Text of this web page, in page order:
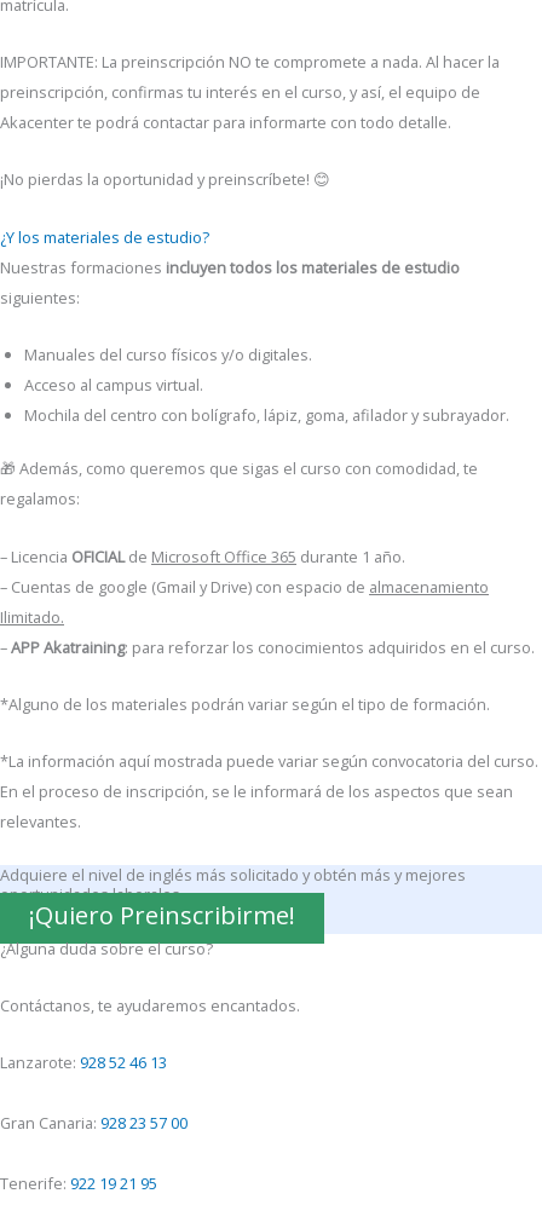
matrícula.
IMPORTANTE: La preinscripción NO te compromete a nada. Al hacer la
preinscripción, confirmas tu interés en el curso, y así, el equipo de
Akacenter te podrá contactar para informarte con todo detalle.
¡No pierdas la oportunidad y preinscríbete! 😊
¿Y los materiales de estudio?
Nuestras formaciones incluyen todos los materiales de estudio
siguientes:
Manuales del curso físicos y/o digitales.
Acceso al campus virtual.
Mochila del centro con bolígrafo, lápiz, goma, afilador y subrayador.
🎁 Además, como queremos que sigas el curso con comodidad, te
regalamos:
– Licencia OFICIALde Microsoft Office 365 durante 1 año.
– Cuentas de google (Gmail y Drive) con espacio de almacenamiento
Ilimitado.
–APP Akatraining: para reforzar los conocimientos adquiridos en el curso.
*Alguno de los materiales podrán variar según el tipo de formación.
*La información aquí mostrada puede variar según convocatoria del curso.
En el proceso de inscripción, se le informará de los aspectos que sean
relevantes.
Adquiere el nivel de inglés más solicitado y obtén más y mejores
oportunidades laborales.
¡Quiero Preinscribirme!
¿Alguna duda sobre el curso?
Contáctanos, te ayudaremos encantados.
Lanzarote: 928 52 46 13
Gran Canaria: 928 23 57 00
Tenerife: 922 19 21 95